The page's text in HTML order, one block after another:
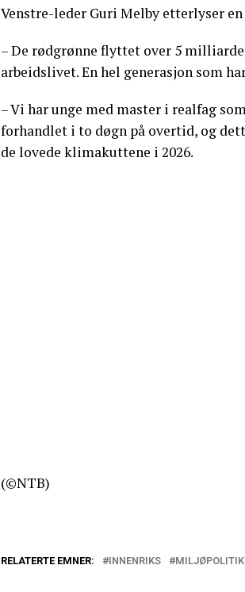
Venstre-leder Guri Melby etterlyser
– De rødgrønne flyttet over 5
arbeidslivet. En hel generasjon som
– Vi har unge med master i realfag
forhandlet i to døgn på overtid, og
de lovede klimakuttene i 2026.
(©NTB)
RELATERTE EMNER: INNENRIKS